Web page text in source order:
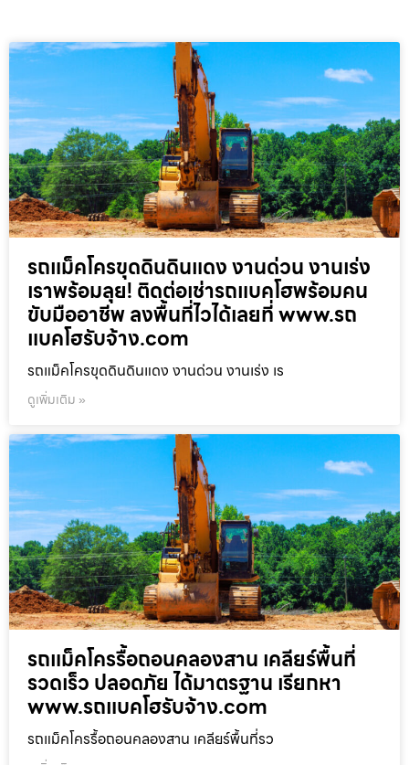
รถแม็คโครขุดดินดินแดง งานด่วน งานเร่ง
เราพร้อมลุย! ติดต่อเช่ารถแบคโฮพร้อมคน
ขับมืออาชีพ ลงพื้นที่ไวได้เลยที่ www.รถ
แบคโฮรับจ้าง.com
รถแม็คโครขุดดินดินแดง งานด่วน งานเร่ง เร
ดูเพิ่มเติม »
รถแม็คโครรื้อถอนคลองสาน เคลียร์พื้นที่
รวดเร็ว ปลอดภัย ได้มาตรฐาน เรียกหา
www.รถแบคโฮรับจ้าง.com
รถแม็คโครรื้อถอนคลองสาน เคลียร์พื้นที่รว